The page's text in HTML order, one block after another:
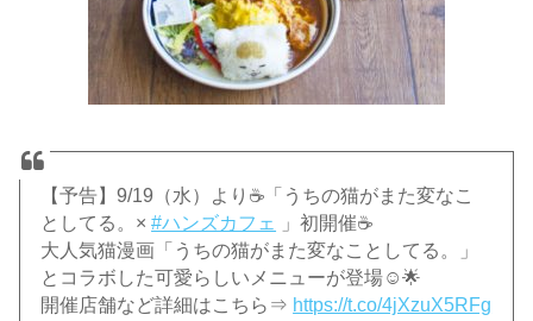
【予告】9/19（水）より☕「うちの猫がまた変なこ
としてる。×#ハンズカフェ
」初開催☕
大人気猫漫画「うちの猫がまた変なことしてる。」
とコラボした可愛らしいメニューが登場☺🌟
開催店舗など詳細はこちら⇒ https://t.co/4jXzuX5RFg